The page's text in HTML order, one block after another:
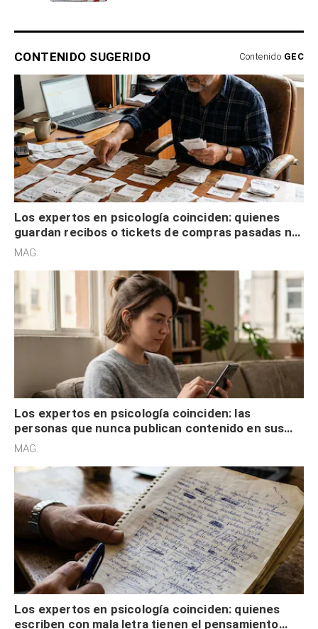
CONTENIDO SUGERIDO Contenido GEC
Los expertos en psicología coinciden: quienes
guardan recibos o tickets de compras pasadas no
son acumuladores, sino que tienen necesidad de
MAG.
Los expertos en psicología coinciden: las
personas que nunca publican contenido en sus
redes sociales no pretenden buscar validación
MAG.
Los expertos en psicología coinciden: quienes
escriben con mala letra tienen el pensamiento